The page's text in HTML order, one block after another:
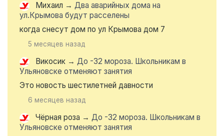
Михаил → Два аварийных дома на
ул.Крымова будут расселены
когда снесут дом по ул Крымова дом 7
5 месяцев назад
Викосик → До -32 мороза. Школьникам в
Ульяновске отменяют занятия
Это новость шестилетней давности
6 месяцев назад
Чёрная роза → До -32 мороза. Школьникам в
Ульяновске отменяют занятия